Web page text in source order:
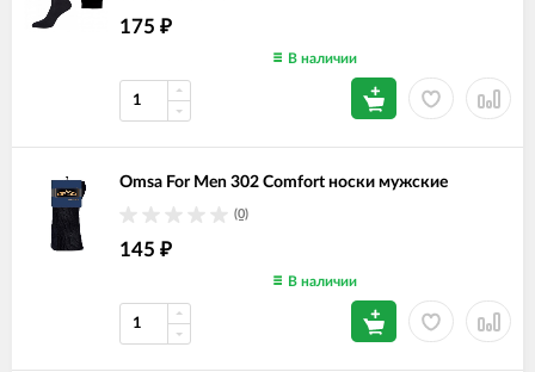
175 ₽
В наличии
Omsa For Men 302 Comfort носки мужские
(0)
145 ₽
В наличии